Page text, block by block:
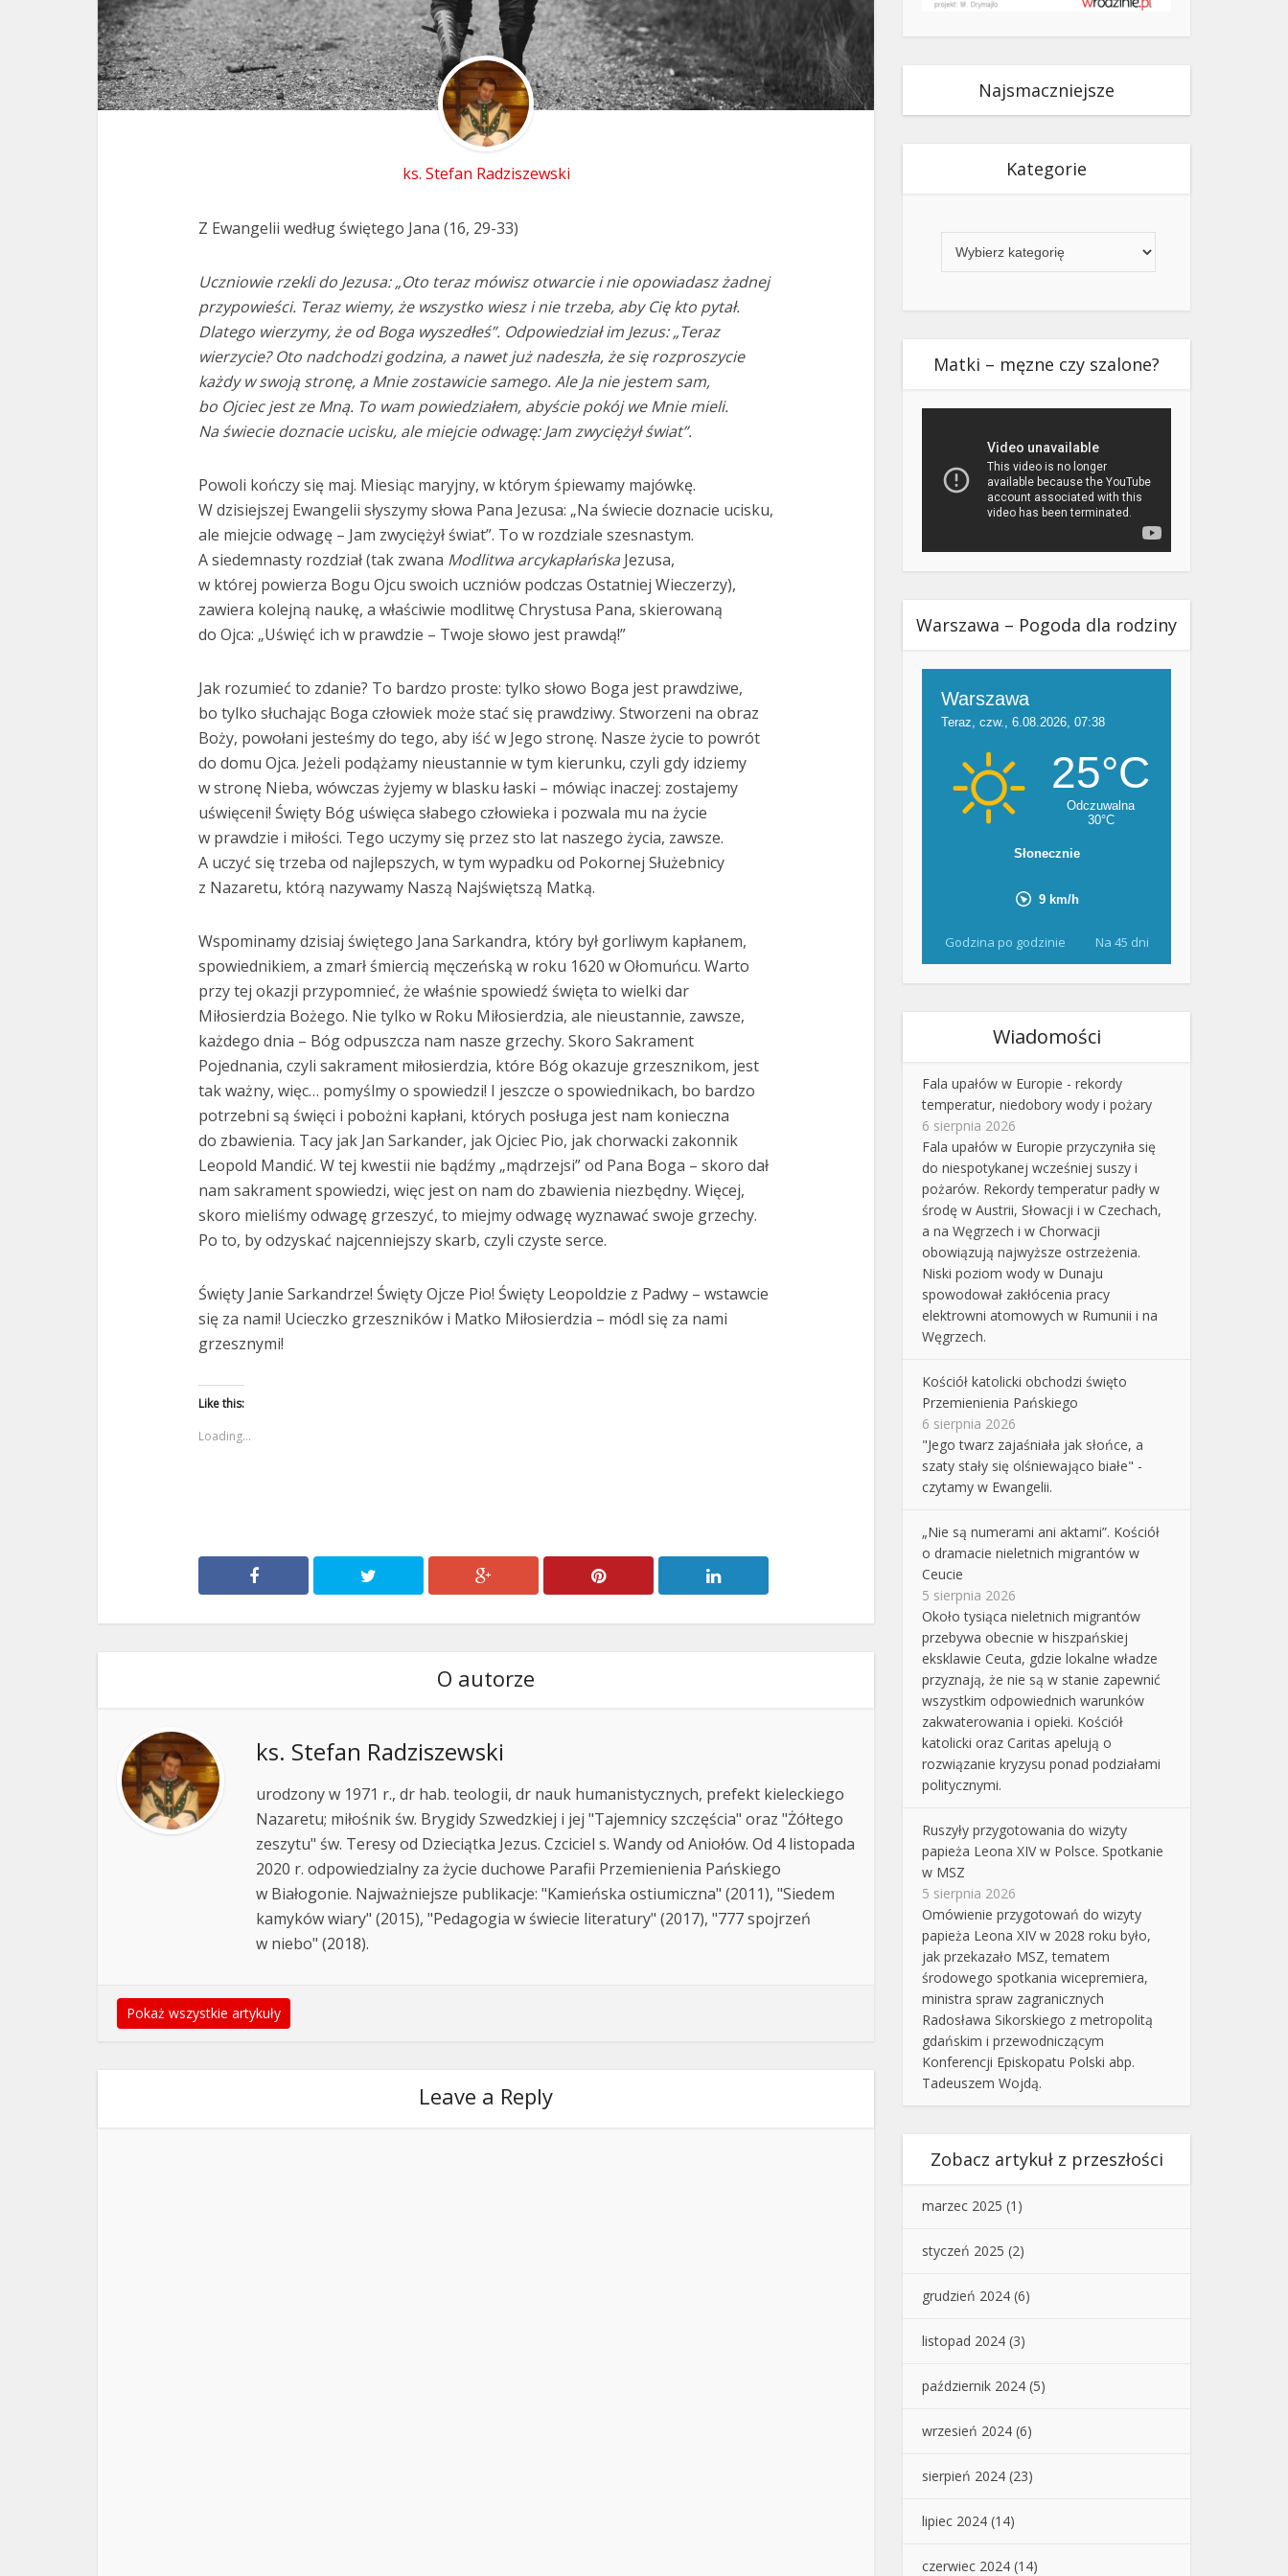
ks. Stefan Radziszewski
Z Ewangelii według świętego Jana (16, 29-33)
Uczniowie rzekli do Jezusa: „Oto teraz mówisz otwarcie i nie opowiadasz żadnej
przypowieści. Teraz wiemy, że wszystko wiesz i nie trzeba, aby Cię kto pytał.
Dlatego wierzymy, że od Boga wyszedłeś”. Odpowiedział im Jezus: „Teraz
wierzycie? Oto nadchodzi godzina, a nawet już nadeszła, że się rozproszycie
każdy w swoją stronę, a Mnie zostawicie samego. Ale Ja nie jestem sam,
bo Ojciec jest ze Mną. To wam powiedziałem, abyście pokój we Mnie mieli.
Na świecie doznacie ucisku, ale miejcie odwagę: Jam zwyciężył świat”.
Powoli kończy się maj. Miesiąc maryjny, w którym śpiewamy majówkę.
W dzisiejszej Ewangelii słyszymy słowa Pana Jezusa: „Na świecie doznacie ucisku,
ale miejcie odwagę – Jam zwyciężył świat”. To w rozdziale szesnastym.
A siedemnasty rozdział (tak zwana Modlitwa arcykapłańska Jezusa,
w której powierza Bogu Ojcu swoich uczniów podczas Ostatniej Wieczerzy),
zawiera kolejną naukę, a właściwie modlitwę Chrystusa Pana, skierowaną
do Ojca: „Uświęć ich w prawdzie – Twoje słowo jest prawdą!”
Jak rozumieć to zdanie? To bardzo proste: tylko słowo Boga jest prawdziwe,
bo tylko słuchając Boga człowiek może stać się prawdziwy. Stworzeni na obraz
Boży, powołani jesteśmy do tego, aby iść w Jego stronę. Nasze życie to powrót
do domu Ojca. Jeżeli podążamy nieustannie w tym kierunku, czyli gdy idziemy
w stronę Nieba, wówczas żyjemy w blasku łaski – mówiąc inaczej: zostajemy
uświęceni! Święty Bóg uświęca słabego człowieka i pozwala mu na życie
w prawdzie i miłości. Tego uczymy się przez sto lat naszego życia, zawsze.
A uczyć się trzeba od najlepszych, w tym wypadku od Pokornej Służebnicy
z Nazaretu, którą nazywamy Naszą Najświętszą Matką.
Wspominamy dzisiaj świętego Jana Sarkandra, który był gorliwym kapłanem,
spowiednikiem, a zmarł śmiercią męczeńską w roku 1620 w Ołomuńcu. Warto
przy tej okazji przypomnieć, że właśnie spowiedź święta to wielki dar
Miłosierdzia Bożego. Nie tylko w Roku Miłosierdzia, ale nieustannie, zawsze,
każdego dnia – Bóg odpuszcza nam nasze grzechy. Skoro Sakrament
Pojednania, czyli sakrament miłosierdzia, które Bóg okazuje grzesznikom, jest
tak ważny, więc… pomyślmy o spowiedzi! I jeszcze o spowiednikach, bo bardzo
potrzebni są święci i pobożni kapłani, których posługa jest nam konieczna
do zbawienia. Tacy jak Jan Sarkander, jak Ojciec Pio, jak chorwacki zakonnik
Leopold Mandić. W tej kwestii nie bądźmy „mądrzejsi” od Pana Boga – skoro dał
nam sakrament spowiedzi, więc jest on nam do zbawienia niezbędny. Więcej,
skoro mieliśmy odwagę grzeszyć, to miejmy odwagę wyznawać swoje grzechy.
Po to, by odzyskać najcenniejszy skarb, czyli czyste serce.
Święty Janie Sarkandrze! Święty Ojcze Pio! Święty Leopoldzie z Padwy – wstawcie
się za nami! Ucieczko grzeszników i Matko Miłosierdzia – módl się za nami
grzesznymi!
Like this:
Loading...
O autorze
ks. Stefan Radziszewski
urodzony w 1971 r., dr hab. teologii, dr nauk humanistycznych, prefekt kieleckiego
Nazaretu; miłośnik św. Brygidy Szwedzkiej i jej "Tajemnicy szczęścia" oraz "Żółtego
zeszytu" św. Teresy od Dzieciątka Jezus. Czciciel s. Wandy od Aniołów. Od 4 listopada
2020 r. odpowiedzialny za życie duchowe Parafii Przemienienia Pańskiego
w Białogonie. Najważniejsze publikacje: "Kamieńska ostiumiczna" (2011), "Siedem
kamyków wiary" (2015), "Pedagogia w świecie literatury" (2017), "777 spojrzeń
w niebo" (2018).
Pokaż wszystkie artykuły
Leave a Reply
Najsmaczniejsze
Kategorie
Matki – męzne czy szalone?
Warszawa – Pogoda dla rodziny
Godzina po godzinie Na 45 dni
Wiadomości
Fala upałów w Europie - rekordy
temperatur, niedobory wody i pożary
6 sierpnia 2026
Fala upałów w Europie przyczyniła się
do niespotykanej wcześniej suszy i
pożarów. Rekordy temperatur padły w
środę w Austrii, Słowacji i w Czechach,
a na Węgrzech i w Chorwacji
obowiązują najwyższe ostrzeżenia.
Niski poziom wody w Dunaju
spowodował zakłócenia pracy
elektrowni atomowych w Rumunii i na
Węgrzech.
Kościół katolicki obchodzi święto
Przemienienia Pańskiego
6 sierpnia 2026
"Jego twarz zajaśniała jak słońce, a
szaty stały się olśniewająco białe" -
czytamy w Ewangelii.
„Nie są numerami ani aktami”. Kościół
o dramacie nieletnich migrantów w
Ceucie
5 sierpnia 2026
Około tysiąca nieletnich migrantów
przebywa obecnie w hiszpańskiej
eksklawie Ceuta, gdzie lokalne władze
przyznają, że nie są w stanie zapewnić
wszystkim odpowiednich warunków
zakwaterowania i opieki. Kościół
katolicki oraz Caritas apelują o
rozwiązanie kryzysu ponad podziałami
politycznymi.
Ruszyły przygotowania do wizyty
papieża Leona XIV w Polsce. Spotkanie
w MSZ
5 sierpnia 2026
Omówienie przygotowań do wizyty
papieża Leona XIV w 2028 roku było,
jak przekazało MSZ, tematem
środowego spotkania wicepremiera,
ministra spraw zagranicznych
Radosława Sikorskiego z metropolitą
gdańskim i przewodniczącym
Konferencji Episkopatu Polski abp.
Tadeuszem Wojdą.
Zobacz artykuł z przeszłości
marzec 2025 (1)
styczeń 2025 (2)
grudzień 2024 (6)
listopad 2024 (3)
październik 2024 (5)
wrzesień 2024 (6)
sierpień 2024 (23)
lipiec 2024 (14)
czerwiec 2024 (14)